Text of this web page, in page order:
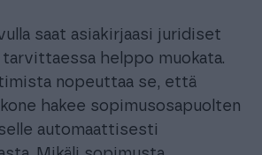
saat asiakirjaasi juridiset
helppo muokata.
nopeuttaa se, että
hakee sopimusosapuolten
automaattisesti